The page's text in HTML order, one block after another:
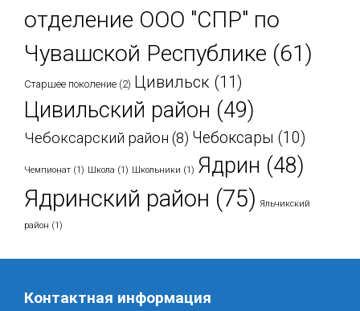
отделение ООО "СПР" по
Чувашской Республике (61)
Старшее поколение (2) Цивильск (11)
Цивильский район (49)
Чебоксарский район (8) Чебоксары (10)
Чемпионат (1) Школа (1) Школьники (1) Ядрин (48)
Ядринский район (75) Яльчикский
район (1)
Контактная информация